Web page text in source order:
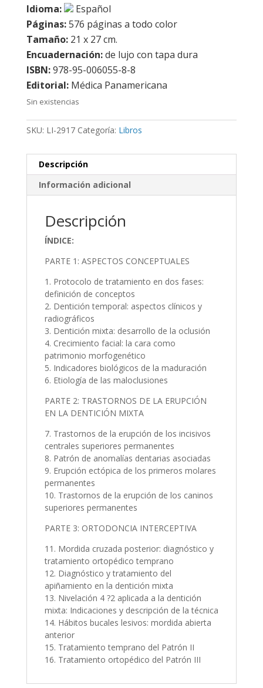
Idioma:
Español
Páginas:576 páginas a todo color
Tamaño:21 x 27 cm.
Encuadernación:de lujo con tapa dura
ISBN:978-95-006055-8-8
Editorial:Médica Panamericana
Sin existencias
SKU: LI-2917 Categoría: Libros
Descripción
Información adicional
Descripción
ÍNDICE:
PARTE 1: ASPECTOS CONCEPTUALES
1. Protocolo de tratamiento en dos fases:
definición de conceptos
2. Dentición temporal: aspectos clínicos y
radiográficos
3. Dentición mixta: desarrollo de la oclusión
4. Crecimiento facial: la cara como
patrimonio morfogenético
5. Indicadores biológicos de la maduración
6. Etiología de las maloclusiones
PARTE 2: TRASTORNOS DE LA ERUPCIÓN
EN LA DENTICIÓN MIXTA
7. Trastornos de la erupción de los incisivos
centrales superiores permanentes
8. Patrón de anomalías dentarias asociadas
9. Erupción ectópica de los primeros molares
permanentes
10. Trastornos de la erupción de los caninos
superiores permanentes
PARTE 3: ORTODONCIA INTERCEPTIVA
11. Mordida cruzada posterior: diagnóstico y
tratamiento ortopédico temprano
12. Diagnóstico y tratamiento del
apiñamiento en la dentición mixta
13. Nivelación 4 ?2 aplicada a la dentición
mixta: Indicaciones y descripción de la técnica
14. Hábitos bucales lesivos: mordida abierta
anterior
15. Tratamiento temprano del Patrón II
16. Tratamiento ortopédico del Patrón III